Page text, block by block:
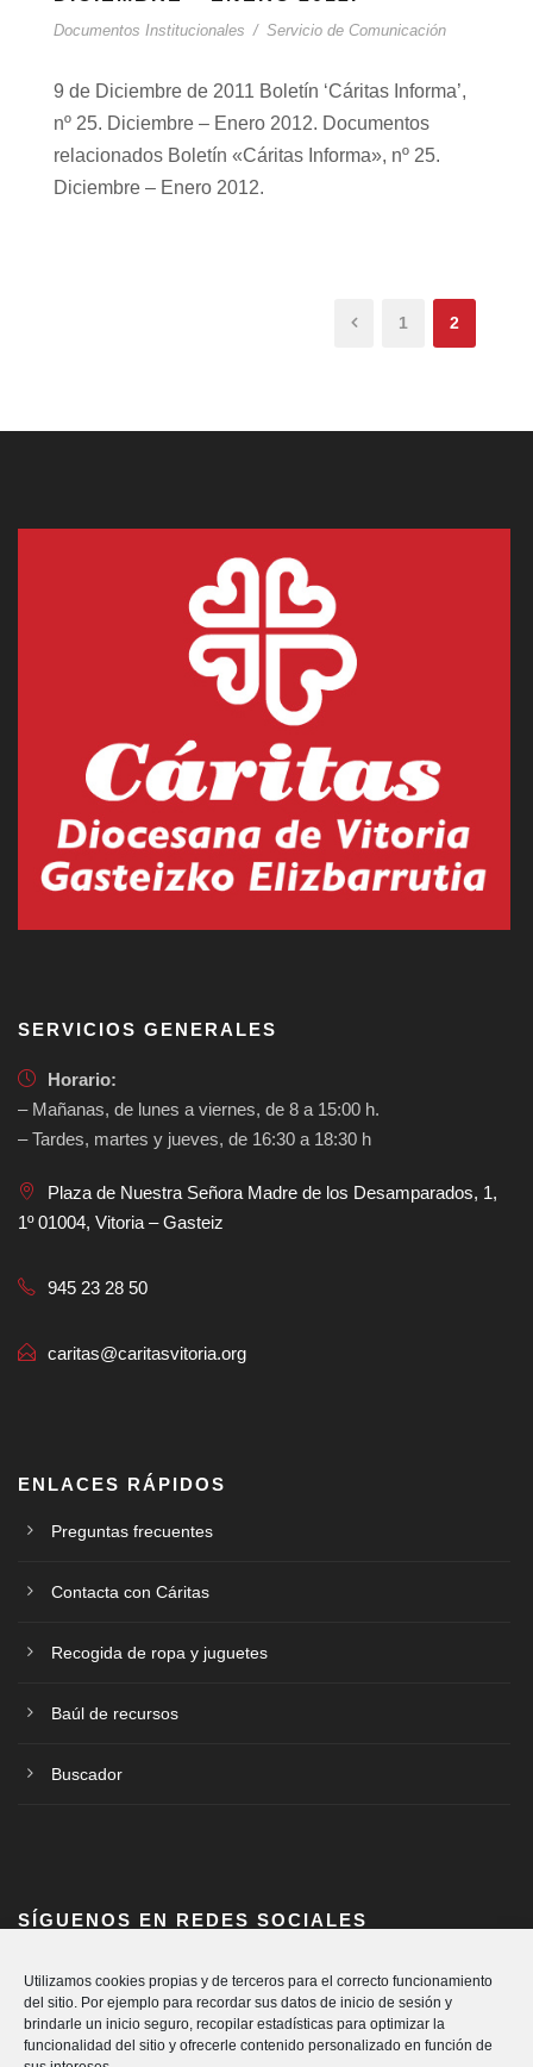
Utilizamos cookies propias y de terceros para el correcto funcionamiento
del sitio. Por ejemplo para recordar sus datos de inicio de sesión y
brindarle un inicio seguro, recopilar estadísticas para optimizar la
funcionalidad del sitio y ofrecerle contenido personalizado en función de
Documentos Institucionales / Servicio de Comunicación
9 de Diciembre de 2011 Boletín ‘Cáritas Informa’,
nº 25. Diciembre – Enero 2012. Documentos
relacionados Boletín «Cáritas Informa», nº 25.
Diciembre – Enero 2012.
1 2
SERVICIOS GENERALES
Horario:
– Mañanas, de lunes a viernes, de 8 a 15:00 h.
– Tardes, martes y jueves, de 16:30 a 18:30 h
Plaza de Nuestra Señora Madre de los Desamparados, 1,
1º 01004, Vitoria – Gasteiz
945 23 28 50
caritas@caritasvitoria.org
ENLACES RÁPIDOS
Preguntas frecuentes
Contacta con Cáritas
Recogida de ropa y juguetes
Baúl de recursos
Buscador
SÍGUENOS EN REDES SOCIALES